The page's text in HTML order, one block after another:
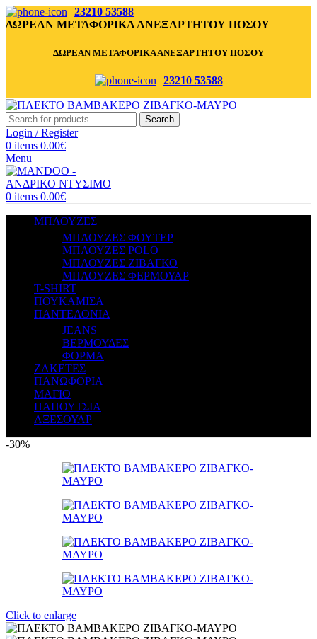
23210 53588
ΔΩΡΕΑΝ ΜΕΤΑΦΟΡΙΚΑ ΑΝΕΞΑΡΤΗΤΟΥ ΠΟΣΟΥ
ΔΩΡΕΑΝ ΜΕΤΑΦΟΡΙΚΑ ΑΝΕΞΑΡΤΗΤΟΥ ΠΟΣΟΥ
23210 53588
Search
Login / Register
0 items 0.00€
Menu
0 items 0.00€
ΜΠΛΟΥΖΕΣ
ΜΠΛΟΥΖΕΣ ΦΟΥΤΕΡ
ΜΠΛΟΥΖΕΣ POLO
ΜΠΛΟΥΖΕΣ ΖΙΒΑΓΚΟ
ΜΠΛΟΥΖΕΣ ΦΕΡΜΟΥΑΡ
T-SHIRT
ΠΟΥΚΑΜΙΣΑ
ΠΑΝΤΕΛΟΝΙΑ
JEANS
ΒΕΡΜΟΥΔΕΣ
ΦΟΡΜΑ
ΖΑΚΕΤΕΣ
ΠΑΝΩΦΟΡΙΑ
ΜΑΓΙΟ
ΠΑΠΟΥΤΣΙΑ
ΑΞΕΣΟΥΑΡ
-30%
Click to enlarge